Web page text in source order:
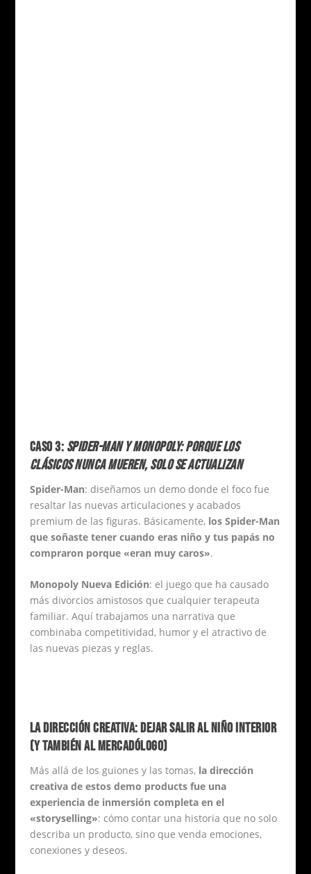
CASO 3: SPIDER-MAN Y MONOPOLY: PORQUE LOS
CLÁSICOS NUNCA MUEREN, SOLO SE ACTUALIZAN
Spider-Man: diseñamos un demo donde el foco fue
resaltar las nuevas articulaciones y acabados
premium de las figuras. Básicamente, los Spider-Man
que soñaste tener cuando eras niño y tus papás no
compraron porque «eran muy caros».
Monopoly Nueva Edición: el juego que ha causado
más divorcios amistosos que cualquier terapeuta
familiar. Aquí trabajamos una narrativa que
combinaba competitividad, humor y el atractivo de
las nuevas piezas y reglas.
LA DIRECCIÓN CREATIVA: DEJAR SALIR AL NIÑO INTERIOR
(Y TAMBIÉN AL MERCADÓLOGO)
Más allá de los guiones y las tomas, la dirección
creativa de estos demo products fue una
experiencia de inmersión completa en el
«storyselling»: cómo contar una historia que no solo
describa un producto, sino que venda emociones,
conexiones y deseos.